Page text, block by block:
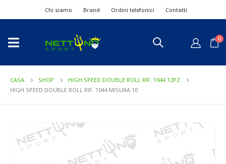
Chi siamo Brand Ordini telefonici Contatti
0
CASA SHOP
HIGH SPEED DOUBLE ROLL RIF. 1044 12PZ
HIGH SPEED DOUBLE ROLL RIF. 1044 MISURA 10